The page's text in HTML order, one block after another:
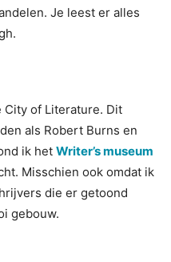
Je leest er alles
City of Literature. Dit
als Robert Burns en
ik het Writer’s museum
Misschien ook omdat ik
die er getoond
gebouw.